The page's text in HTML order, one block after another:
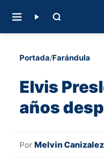
Portada/Farándula
Elvis
años
Por Melvin Canizalez